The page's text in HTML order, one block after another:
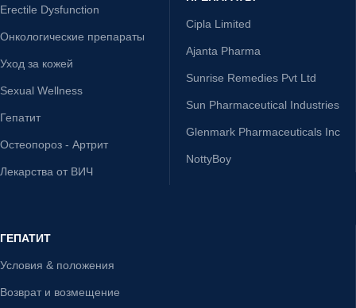
Erectile Dysfunction
Онкологические препараты
Уход за кожей
Sexual Wellness
Гепатит
Остеопороз - Артрит
Лекарства от ВИЧ
Cipla Limited
Ajanta Pharma
Sunrise Remedies Pvt Ltd
Sun Pharmaceutical Industries
Glenmark Pharmaceuticals Inc
NottyBoy
ГЕПАТИТ
Условия & положения
Возврат и возмещение